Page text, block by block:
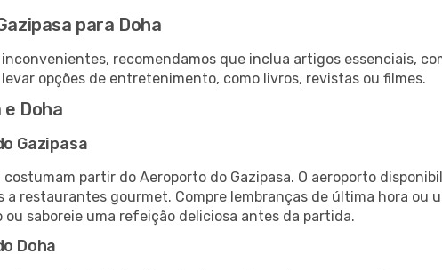
para Doha
recomendamos que inclua artigos essenciais,
opções de entretenimento, como livros, revistas ou filmes.
Doha
Gazipasa
costumam partir do Aeroporto do Gazipasa. O aeroporto
a restaurantes gourmet. Compre lembranças de última hora ou
saboreie uma refeição deliciosa antes da partida.
Doha